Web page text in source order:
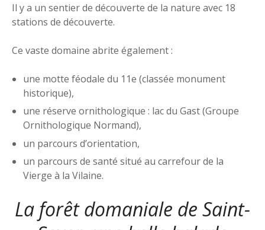
Il y a un sentier de découverte de la nature avec 18
stations de découverte.
Ce vaste domaine abrite également :
une motte féodale du 11e (classée monument
historique),
une réserve ornithologique : lac du Gast (Groupe
Ornithologique Normand),
un parcours d’orientation,
un parcours de santé situé au carrefour de la
Vierge à la Vilaine.
La forêt domaniale de Saint-